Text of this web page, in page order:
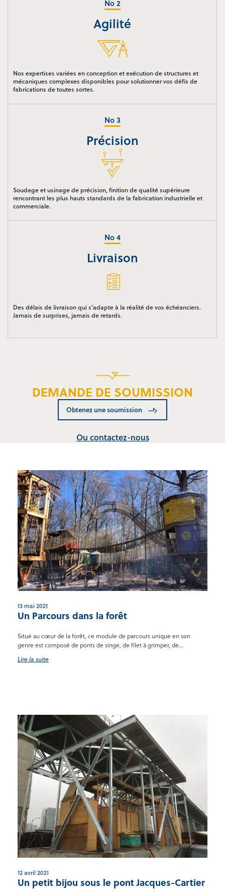
Agilité
Nos expertises variées en conception et exécution de structures et
mécaniques complexes disponibles pour solutionner vos défis de
fabrications de toutes sortes.
Précision
Soudage et usinage de précision, finition de qualité supérieure
rencontrant les plus hauts standards de la fabrication industrielle et
commerciale.
Livraison
Des délais de livraison qui s’adapte à la réalité de vos échéanciers.
Jamais de surprises, jamais de retards.
DEMANDE DE SOUMISSION
Obtenez une soumission
Ou contactez-nous
13 mai 2021
Un Parcours dans la forêt
Situé au cœur de la forêt, ce module de parcours unique en son
genre est composé de ponts de singe, de filet à grimper, de...
Lire la suite
12 avril 2021
Un petit bijou sous le pont Jacques-Cartier